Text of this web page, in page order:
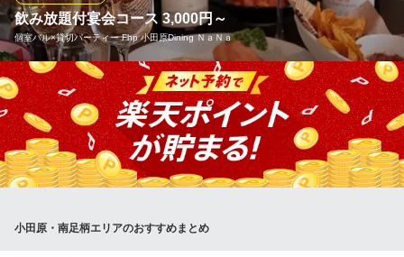
湘南パンケーキ 小田原店
ふわとろパンケーキ
ＪＲ小田原駅 徒歩13分
神奈川県小田原市本町2-6-1 高井ビル2F
飲み放題付宴会コース 3,000円～
個室バル×貸切パーティー Fhp 小田原Dining ＮａＮａ
「 Fhp 小田原Dining NaNa」では、ご宴会に最適なコースを種類
豊富にご用意しております。飲み放題のお時間も3時間楽しめるプ
ランもご用意しておりますのでゆったり楽しみたい方はそちらが
お勧めです。
ＪＲ小田原駅 徒歩2分
小田原・南足柄エリアのおすすめまとめ